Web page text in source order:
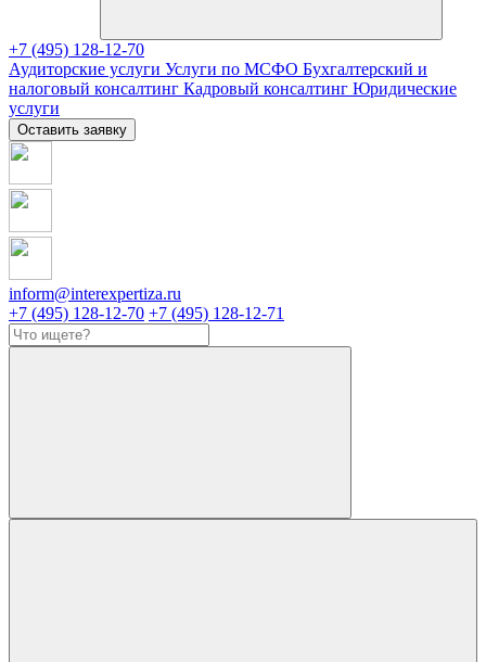
+7 (495) 128-12-70
Аудиторские услуги Услуги по МСФО Бухгалтерский и
налоговый консалтинг Кадровый консалтинг Юридические
услуги
Оставить заявку
inform@interexpertiza.ru
+7 (495) 128-12-70 +7 (495) 128-12-71